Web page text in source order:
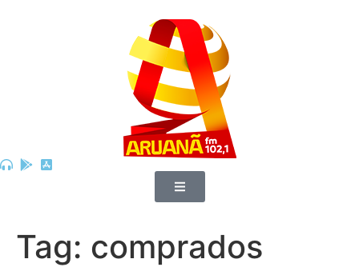
Tag: comprados